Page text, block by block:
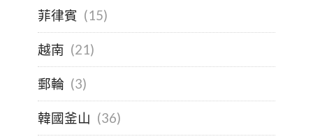
菲律賓 (15)
越南 (21)
郵輪 (3)
韓國釜山 (36)